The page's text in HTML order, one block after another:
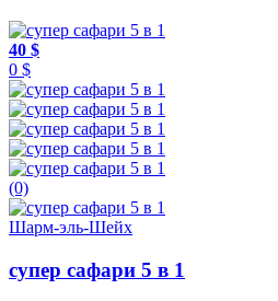
40 $
0 $
(0)
Шарм-эль-Шейх
супер сафари 5 в 1